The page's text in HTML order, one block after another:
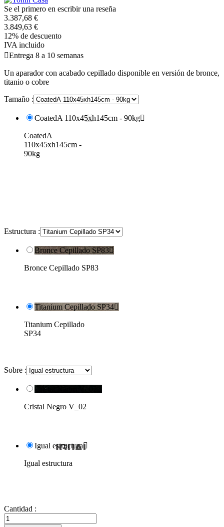
Se el primero en escribir una reseña
3.387,68 €
3.849,63 €
12% de descuento
IVA incluido
Entrega 8 a 10 semanas
Un aparador con acabado cepillado disponible en versión de bronce,
titanio o cobre
Tamaño :
CoatedA 110x45xh145cm - 90kg
CoatedA
110x45xh145cm -
90kg
Estructura :
Bronce Cepillado SP83
Bronce Cepillado SP83
Titanium Cepillado SP34
Titanium Cepillado
SP34
Sobre :
Cristal Negro V_02
Cristal Negro V_02
Igual estructura
Igual estructura
Cantidad :